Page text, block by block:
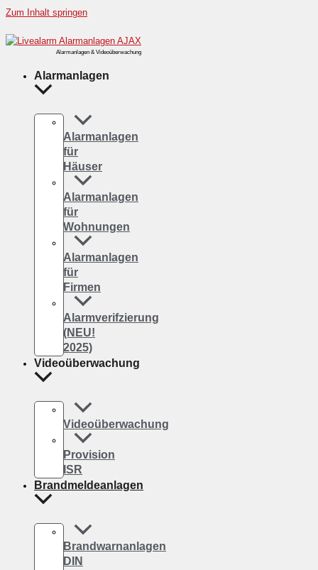
Zum Inhalt springen
Alarmanlagen & Videoüberwachung
Alarmanlagen
Alarmanlagen
für
Häuser
Alarmanlagen
für
Wohnungen
Alarmanlagen
für
Firmen
Alarmverifzierung
(NEU!
2025)
Videoüberwachung
Videoüberwachung
Provision
ISR
Brandmeldeanlagen
Brandwarnanlagen
DIN